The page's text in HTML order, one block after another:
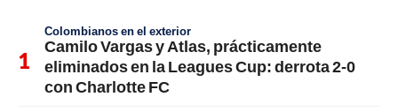
Colombianos en el exterior
Camilo Vargas y Atlas, prácticamente
eliminados en la Leagues Cup: derrota 2-0
con Charlotte FC